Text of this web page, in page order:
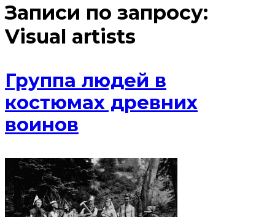
Записи по запросу:
Visual artists
Группа людей в
костюмах древних
воинов